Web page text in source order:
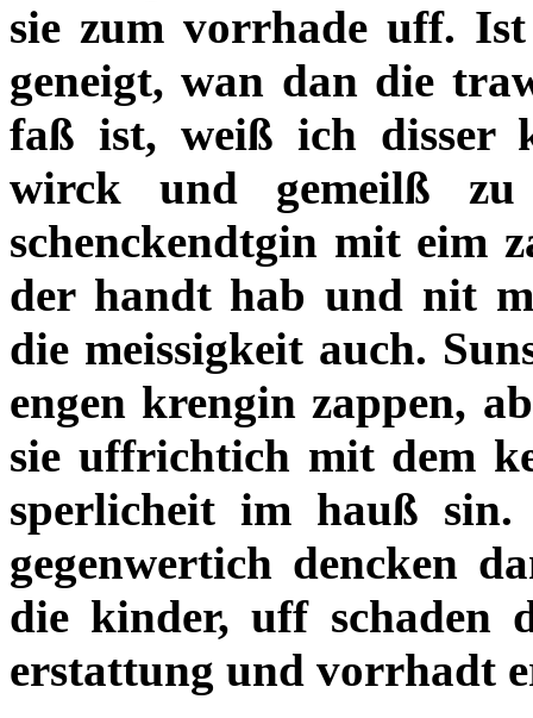
sie zum vorrhade uff.
geneigt, wan dan die
faß ist, weiß ich disser
wirck und gemeilß
schenckendtgin mit eim
der handt hab und nit
die meissigkeit auch.
engen krengin zappen,
sie uffrichtich mit dem
sperlicheit im hauß
gegenwertich dencken
die kinder, uff schaden
erstattung und vorrhadt